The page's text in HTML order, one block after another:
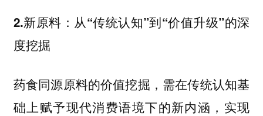
2.新原料：从“传统认知”到“价值升级”的深
度挖掘
药食同源原料的价值挖掘，需在传统认知基
础上赋予现代消费语境下的新内涵，实现